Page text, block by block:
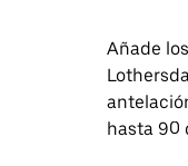
Añade
hasta 90